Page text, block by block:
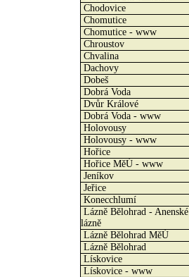
Chodovice
Chomutice
Chomutice - www
Chroustov
Chvalina
Dachovy
Dobeš
Dobrá Voda
Dvůr Králové
Dobrá Voda - www
Holovousy
Holovousy - www
Hořice
Hořice MěÚ - www
Jeníkov
Jeřice
Konecchlumí
Lázně Bělohrad - Anenské
lázně
Lázně Bělohrad MěÚ
Lázně Bělohrad
Lískovice
Lískovice - www